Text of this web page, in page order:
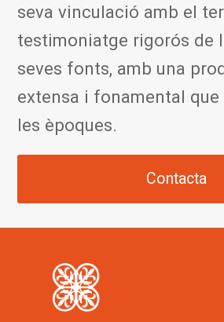
seva vinculació amb el
testimoniatge rigorós de
seves fonts, amb una
extensa i fonamental
les èpoques.
Contacta